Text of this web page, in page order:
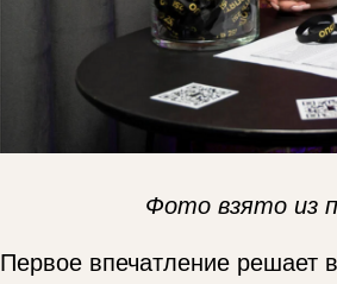
Фото взято из
Первое впечатление решает